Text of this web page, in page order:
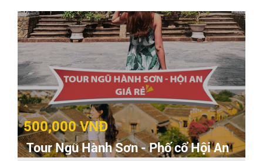
500,000 VNĐ
Tour Ngũ Hành Sơn - Phố cổ Hội An